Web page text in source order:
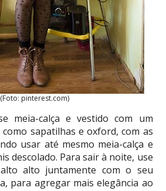
(Foto: pinterest.com)
meia-calça e vestido com um
sapatilhas e oxford, com as
usar até mesmo meia-calça e
descolado. Para sair à noite, use
alto juntamente com o seu
para agregar mais elegância ao